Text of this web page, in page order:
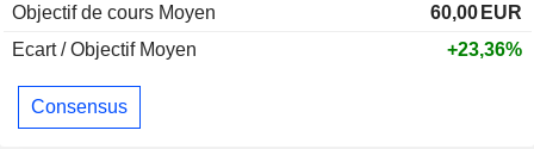
Objectif de cours Moyen
60,00 EUR
Ecart / Objectif Moyen
+23,36%
Consensus